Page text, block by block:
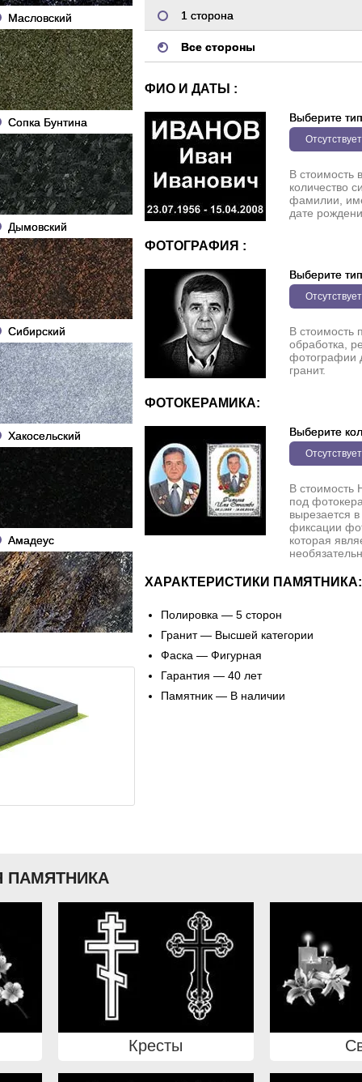
Масловский
Сопка Бунтина
Дымовский
Сибирский
Хакосельский
Амадеус
1 сторона
Все стороны
ФИО И ДАТЫ :
Выберите тип
Отсутствует
В стоимость
количество
фамилии,
дате
ФОТОГРАФИЯ :
Выберите тип
Отсутствует
В стоимость
обработка,
фотографии
гранит.
ФОТОКЕРАМИКА:
Выберите
Отсутствует
В стоимость
под
вырезается
фиксации
которая
ХАРАКТЕРИСТИКИ ПАМЯТНИКА:
Полировка — 5 сторон
Гранит — Высшей категории
Фаска — Фигурная
Гарантия — 40 лет
Памятник — В наличии
ПАМЯТНИКА
Кресты